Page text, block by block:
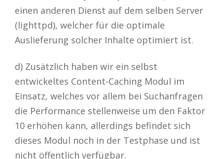
einen anderen Dienst auf dem selben Server
(lighttpd), welcher für die optimale
Auslieferung solcher Inhalte optimiert ist.
d) Zusätzlich haben wir ein selbst
entwickeltes Content-Caching Modul im
Einsatz, welches vor allem bei Suchanfragen
die Performance stellenweise um den Faktor
10 erhöhen kann, allerdings befindet sich
dieses Modul noch in der Testphase und ist
nicht öffentlich verfügbar.